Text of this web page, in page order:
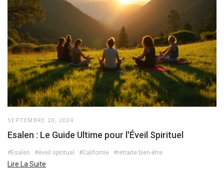
SEPTEMBRE 20, 2024
Esalen : Le Guide Ultime pour l'Éveil Spirituel
#Esalen #éveil spirituel #Californie #retraite bien-être
Lire La Suite